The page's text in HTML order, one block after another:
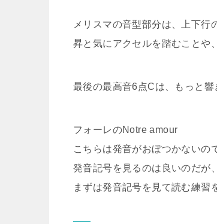
メリスマの音型部分は、上下行
昇と気にアクセルを踏むことや
最後の最高音6点Cは、もっと響
フォーレのNotre amour
こちらは発音がおぼつかないの
発音記号を見るのは良いのだが
まずは発音記号を見て読む練習